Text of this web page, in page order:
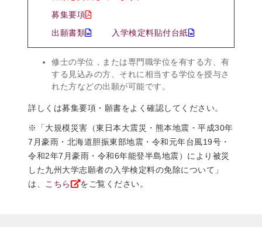
募集要項
出願書類
入学検定料貼付台紙
修士の学位，または専門職学位を有する方、有
する見込みの方、それに相当する学位を授与さ
れた方などの出願が可能です。
詳しくは募集要項・願書をよく確認してください。
※「大規模災害（東日本大震災・熊本地震・平成30年
7月豪雨・北海道胆振東部地震・令和元年台風19号・
令和2年7月豪雨・令和6年能登半島地震）により被災
した九州大学志願者の入学検定料の免除について」
は、
こちら をご覧ください。